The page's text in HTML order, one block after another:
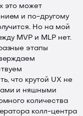
это может
и по-другому
Но на мой
MVP и MLP нет.
этапы
что крутой UX не
и няшными
количества
колл-центра